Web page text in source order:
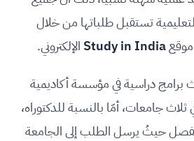
تستقبل طلباتها من خلال
Study in India الإلكتروني.
برامج دراسية في مؤسسة أكاديمية
جامعات، أمّا بالنسبة للدكتوراه،
حيثُ يرسل الطلب إلى الجامعة